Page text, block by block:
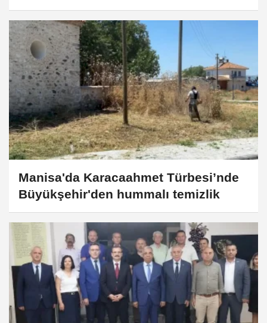
Manisa'da Karacaahmet Türbesi’nde
Büyükşehir'den hummalı temizlik